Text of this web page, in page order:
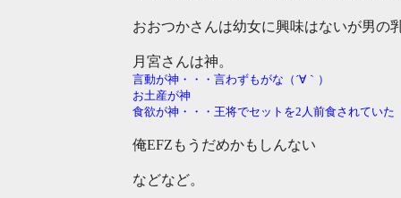
おおつかさんは幼女に興味はないが男の
月宮さんは神。
言動が神・・・言わずもがな（´∀｀）
お土産が神
食欲が神・・・王将でセットを2人前食されていた
俺EFZもうだめかもしんない
などなど。